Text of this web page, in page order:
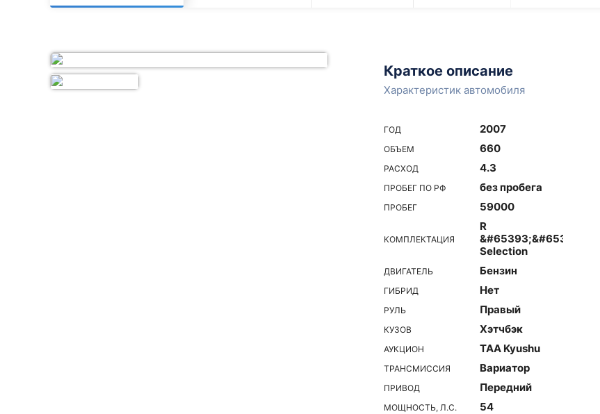
Subaru
Краткое описание
Характеристик автомобиля
ГОД 2007
ОБЪЕМ 660
РАСХОД 4.3
ПРОБЕГ ПО РФ без пробега
ПРОБЕГ 59000
КОМПЛЕКТАЦИЯ
R
Selection
ДВИГАТЕЛЬ Бензин
ГИБРИД Нет
РУЛЬ Правый
КУЗОВ Хэтчбэк
АУКЦИОН TAA Kyushu
ТРАНСМИССИЯ Вариатор
ПРИВОД Передний
МОЩНОСТЬ, Л.С. 54